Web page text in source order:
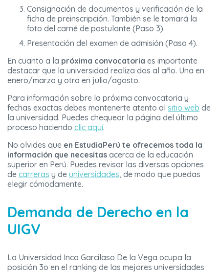
Consignación de documentos y verificación de la
ficha de preinscripción. También se le tomará la
foto del carné de postulante (Paso 3).
Presentación del examen de admisión (Paso 4).
En cuanto a la próxima convocatoria es importante
destacar que la universidad realiza dos al año. Una en
enero/marzo y otra en julio/agosto.
Para información sobre la próxima convocatoria y
fechas exactas debes mantenerte atento al sitio web de
la universidad. Puedes chequear la página del último
proceso haciendo clic aquí.
No olvides que en EstudiaPerú te ofrecemos toda la
información que necesitas acerca de la educación
superior en Perú. Puedes revisar las diversas opciones
de carreras y de universidades, de modo que puedas
elegir cómodamente.
Demanda de Derecho en la
UIGV
La Universidad Inca Garcilaso De la Vega ocupa la
posición 3o en el ranking de las mejores universidades